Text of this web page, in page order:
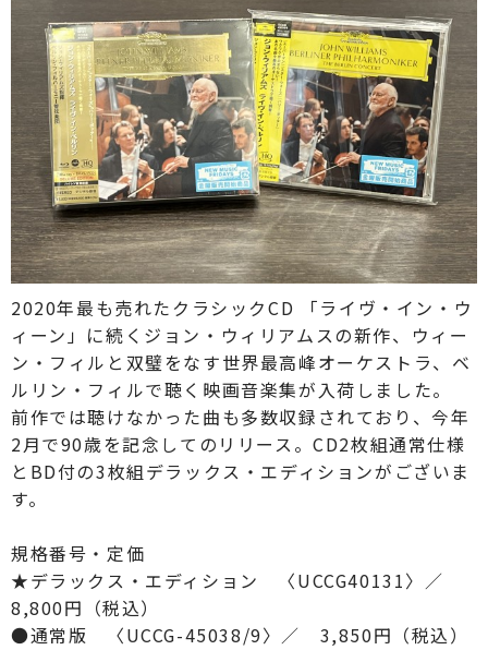
2020年最も売れたクラシックCD 「ライヴ・イン・ウ
ィーン」に続くジョン・ウィリアムスの新作、ウィー
ン・フィルと双璧をなす世界最高峰オーケストラ、ベ
ルリン・フィルで聴く映画音楽集が入荷しました。
前作では聴けなかった曲も多数収録されており、今年
2月で90歳を記念してのリリース。CD2枚組通常仕様
とBD付の3枚組デラックス・エディションがございま
す。
規格番号・定価
★デラックス・エディション 〈UCCG40131〉／
8,800円（税込）
●通常版 〈UCCG-45038/9〉／ 3,850円（税込）